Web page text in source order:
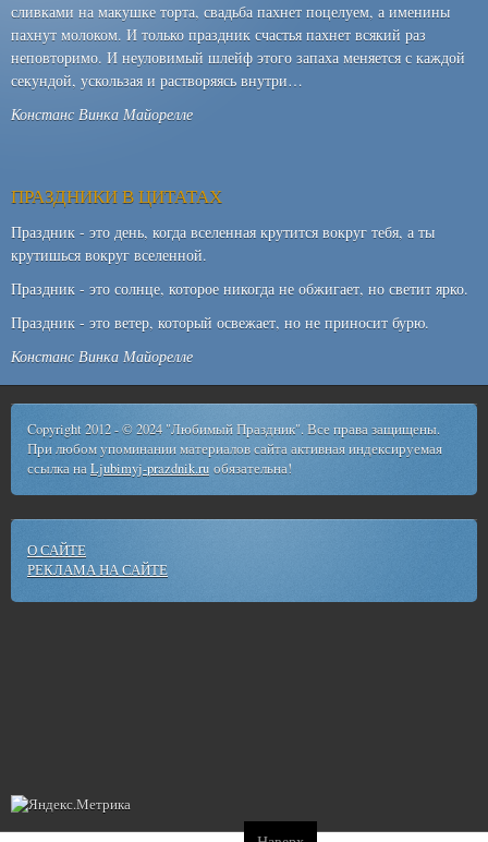
сливками на макушке торта, свадьба пахнет поцелуем, а именины
пахнут молоком. И только праздник счастья пахнет всякий раз
неповторимо. И неуловимый шлейф этого запаха меняется с каждой
секундой, ускользая и растворяясь внутри…
Констанс Винка Майорелле
ПРАЗДНИКИ В ЦИТАТАХ
Праздник - это день, когда вселенная крутится вокруг тебя, а ты
крутишься вокруг вселенной.
Праздник - это солнце, которое никогда не обжигает, но светит ярко.
Праздник - это ветер, который освежает, но не приносит бурю.
Констанс Винка Майорелле
Copyright 2012 - © 2024 "Любимый Праздник". Все права защищены.
При любом упоминании материалов сайта активная индексируемая
ссылка наLjubimyj-prazdnik.ru обязательна!
О САЙТЕ
РЕКЛАМА НА САЙТЕ